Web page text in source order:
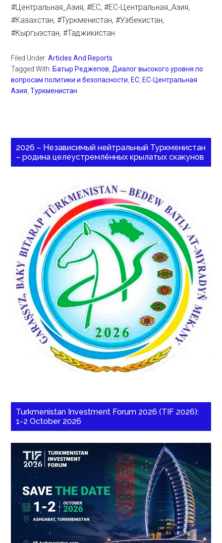
#Центральная_Азия, #ЕС, #ЕС-Центральная_Азия,
#Казахстан, #Туркменистан, #Узбекистан,
#Кыргызстан, #Таджикистан
Filed Under:Articles And Reports
Tagged With: Батыр Реджепов,Диалог высокого уровня по
вопросам политики и безопасности, ЕС, ЕС-Центральная
Азия,Туркменистан
2026 – Независимый нейтральный Туркменистан
– родина целеустремлённых крылатых скакунов
Turkmenistan Investment Forum 2026 (TIF 2026):
1-2 October 2026